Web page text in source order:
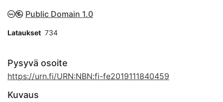
Public Domain 1.0
Lataukset 734
Pysyvä osoite
https://urn.fi/URN:NBN:fi-fe2019111840459
Kuvaus